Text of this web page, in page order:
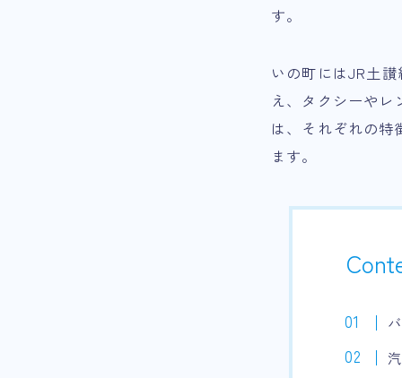
す。
いの町にはJR土
え、タクシーや
は、それぞれの
ます。